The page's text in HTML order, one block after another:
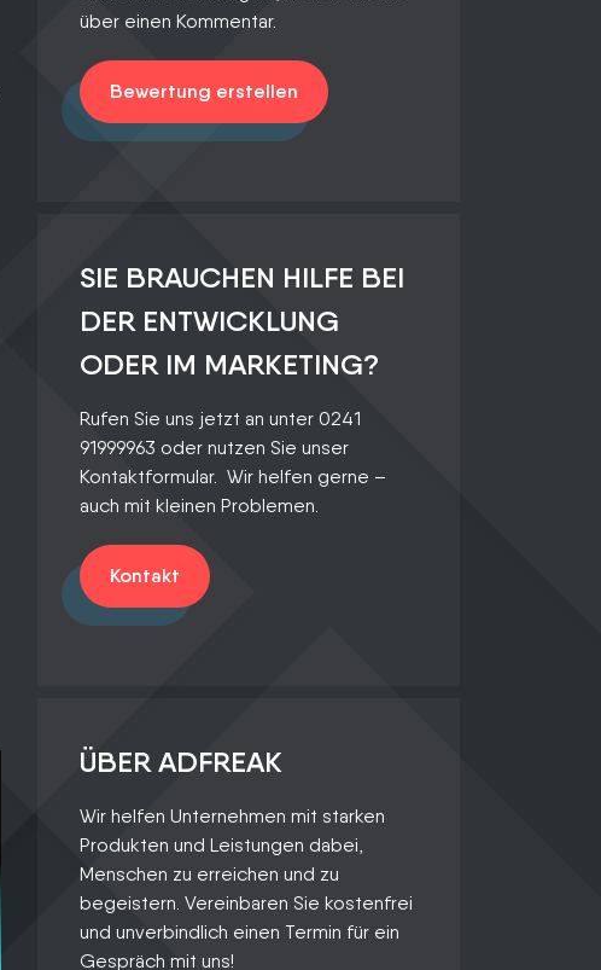
über einen Kommentar.
Bewertung erstellen
SIE BRAUCHEN HILFE BEI
DER ENTWICKLUNG
ODER IM MARKETING?
Rufen Sie uns jetzt an unter 0241
91999963 oder nutzen Sie unser
Kontaktformular. Wir helfen gerne –
auch mit kleinen Problemen.
Kontakt
ÜBER ADFREAK
Wir helfen Unternehmen mit starken
Produkten und Leistungen dabei,
Menschen zu erreichen und zu
begeistern. Vereinbaren Sie kostenfrei
und unverbindlich einen Termin für ein
Gespräch mit uns!